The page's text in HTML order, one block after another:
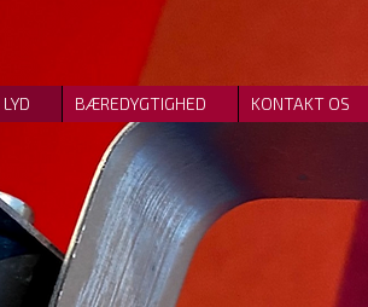
BÆREDYGTIGHED KONTAKT OS